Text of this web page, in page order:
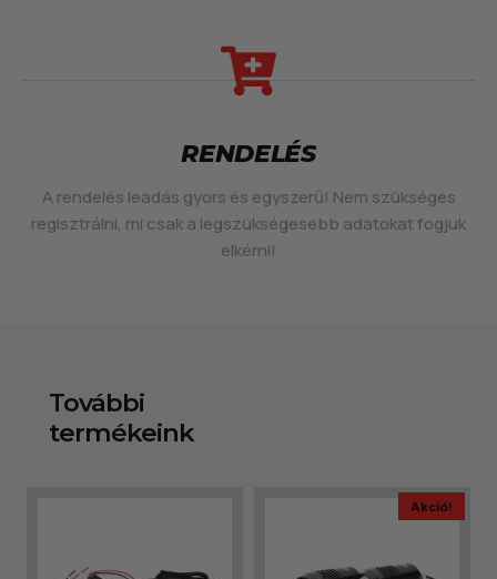
RENDELÉS
A rendelés leadás gyors és egyszerű! Nem szükséges
regisztrálni, mi csak a legszükségesebb adatokat fogjuk
elkérni!
További
termékeink
Akció!